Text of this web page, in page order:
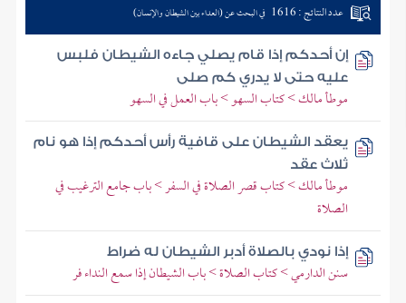
عدد النتائج : 1616 في البحث عن (العداء بين الشيطان والإنسان)
إن أحدكم إذا قام يصلي جاءه الشيطان فلبس
عليه حتى لا يدري كم صلى
موطأ مالك > كتاب السهو > باب العمل في السهو
يعقد الشيطان على قافية رأس أحدكم إذا هو نام
ثلاث عقد
موطأ مالك > كتاب قصر الصلاة في السفر > باب جامع الترغيب في
الصلاة
إذا نودي بالصلاة أدبر الشيطان له ضراط
سنن الدارمي > كتاب الصلاة > باب الشيطان إذا سمع النداء فر